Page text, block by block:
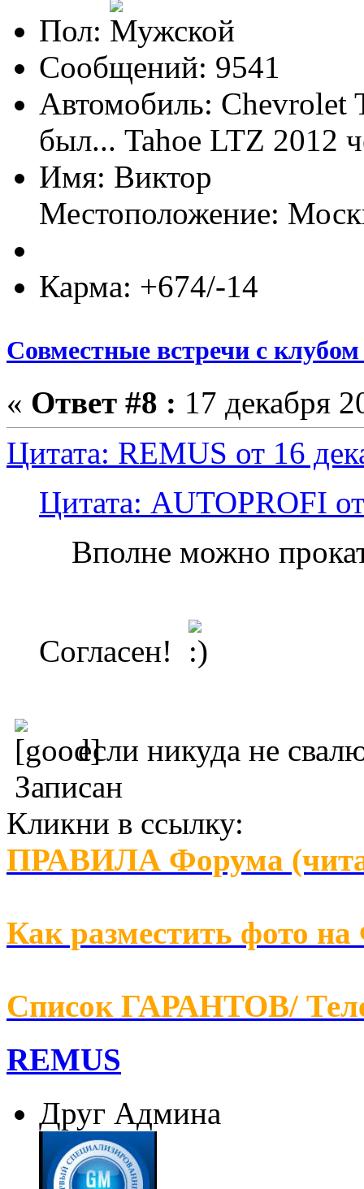
Пол:
Сообщений: 9541
Автомобиль: Chevrolet
был... Tahoe LTZ 2012
Имя: Виктор
Местоположение:
Карма: +674/-14
Совместные встречи с
« Ответ #8 : 17 декабря
Цитата: REMUS от 16
Цитата: AUTOPROFI
Вполне можно
Согласен!
если никуда не
Записан
Кликни в ссылку:
ПРАВИЛА Форума
Как разместить фото
Список ГАРАНТОВ/
REMUS
Друг Админа